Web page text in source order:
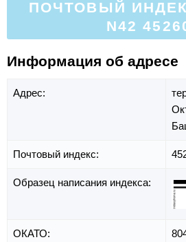
ПОЧТОВЫЙ
N42
Информация об адресе
Адрес:
Почтовый индекс:
Образец написания индекса:
ОКАТО: